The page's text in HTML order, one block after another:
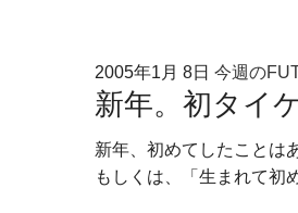
2005年1月 8日 今週の
新年。初タイ
新年、初めてしたことは
もしくは、「生まれて初